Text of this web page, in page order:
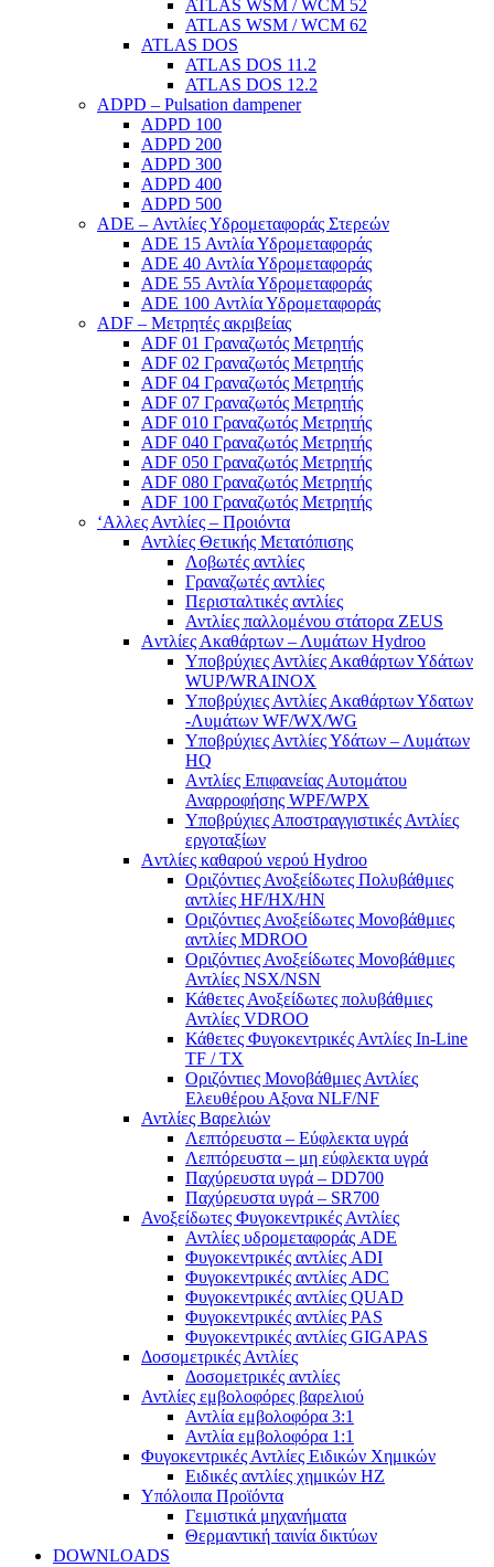
ATLAS WSM / WCM 52
ATLAS WSM / WCM 62
ATLAS DOS
ATLAS DOS 11.2
ATLAS DOS 12.2
ADPD – Pulsation dampener
ADPD 100
ADPD 200
ADPD 300
ADPD 400
ADPD 500
ADE – Αντλίες Υδρομεταφοράς Στερεών
ADE 15 Αντλία Υδρομεταφοράς
ADE 40 Αντλία Υδρομεταφοράς
ADE 55 Αντλία Υδρομεταφοράς
ADE 100 Αντλία Υδρομεταφοράς
ADF – Μετρητές ακριβείας
ADF 01 Γραναζωτός Μετρητής
ADF 02 Γραναζωτός Μετρητής
ADF 04 Γραναζωτός Μετρητής
ADF 07 Γραναζωτός Μετρητής
ADF 010 Γραναζωτός Μετρητής
ADF 040 Γραναζωτός Μετρητής
ADF 050 Γραναζωτός Μετρητής
ADF 080 Γραναζωτός Μετρητής
ADF 100 Γραναζωτός Μετρητής
‘Αλλες Αντλίες – Προιόντα
Αντλίες Θετικής Μετατόπισης
Λοβωτές αντλίες
Γραναζωτές αντλίες
Περισταλτικές αντλίες
Αντλίες παλλομένου στάτορα ZEUS
Aντλίες Ακαθάρτων – Λυμάτων Hydroo
Υποβρύχιες Αντλίες Ακαθάρτων Υδάτων
WUP/WRAINOX
Υποβρύχιες Αντλίες Ακαθάρτων Υδατων
-Λυμάτων WF/WX/WG
Yποβρύχιες Αντλίες Υδάτων – Λυμάτων
ΗQ
Aντλίες Επιφανείας Αυτομάτου
Αναρροφήσης WPF/WPX
Υποβρύχιες Αποστραγγιστικές Αντλίες
εργοταξίων
Aντλίες καθαρού νερού Ηydroo
Οριζόντιες Ανοξείδωτες Πολυβάθμιες
αντλίες ΗF/HX/HN
Οριζόντιες Ανοξείδωτες Μονοβάθμιες
αντλίες ΜDROO
Οριζόντιες Ανοξείδωτες Μονοβάθμιες
Αντλίες ΝSX/NSN
Κάθετες Ανοξείδωτες πολυβάθμιες
Αντλίες VDROO
Κάθετες Φυγοκεντρικές Αντλίες In-Line
TF / TX
Oριζόντιες Μονοβάθμιες Αντλίες
Ελευθέρου Αξονα NLF/NF
Αντλίες Βαρελιών
Λεπτόρευστα – Εύφλεκτα υγρά
Λεπτόρευστα – μη εύφλεκτα υγρά
Παχύρευστα υγρά – DD700
Παχύρευστα υγρά – SR700
Ανοξείδωτες Φυγοκεντρικές Αντλίες
Αντλίες υδρομεταφοράς ADE
Φυγοκεντρικές αντλίες ADI
Φυγοκεντρικές αντλίες ADC
Φυγοκεντρικές αντλίες QUAD
Φυγοκεντρικές αντλίες PAS
Φυγοκεντρικές αντλίες GIGAPAS
Δοσομετρικές Αντλίες
Δοσομετρικές αντλίες
Αντλίες εμβολοφόρες βαρελιού
Αντλία εμβολοφόρα 3:1
Αντλία εμβολοφόρα 1:1
Φυγοκεντρικές Αντλίες Ειδικών Χημικών
Ειδικές αντλίες χημικών ΗΖ
Υπόλοιπα Προϊόντα
Γεμιστικά μηχανήματα
Θερμαντική ταινία δικτύων
DOWNLOADS